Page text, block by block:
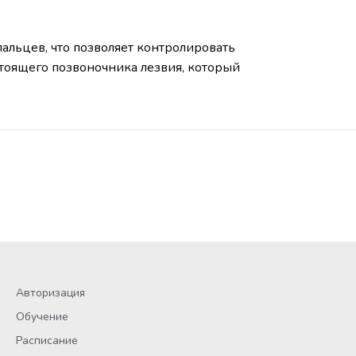
что позволяет контролировать
позвоночника лезвия, который
Авторизация
Обучение
Расписание